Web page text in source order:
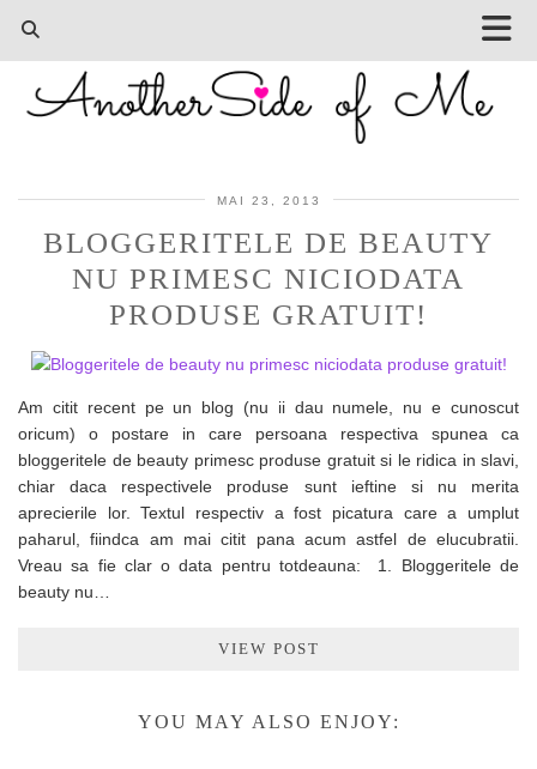
MAI 23, 2013
BLOGGERITELE DE BEAUTY
NU PRIMESC NICIODATA
PRODUSE GRATUIT!
Am citit recent pe un blog (nu ii dau numele, nu e cunoscut
oricum) o postare in care persoana respectiva spunea ca
bloggeritele de beauty primesc produse gratuit si le ridica in slavi,
chiar daca respectivele produse sunt ieftine si nu merita
aprecierile lor. Textul respectiv a fost picatura care a umplut
paharul, fiindca am mai citit pana acum astfel de elucubratii.
Vreau sa fie clar o data pentru totdeauna: 1. Bloggeritele de
beauty nu…
VIEW POST
YOU MAY ALSO ENJOY: